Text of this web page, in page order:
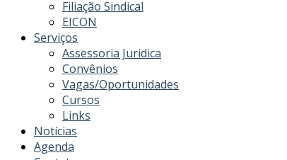
Filiação Sindical
EICON
Serviços
Assessoria Juridica
Convênios
Vagas/Oportunidades
Cursos
Links
Notícias
Agenda